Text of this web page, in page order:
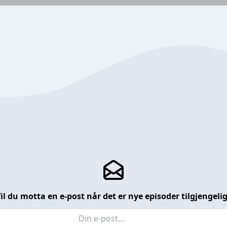
du motta en e-post når det er nye episoder